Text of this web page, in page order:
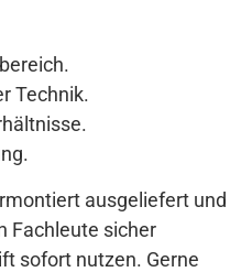
Technik.
ausgeliefert und
Fachleute sicher
sofort nutzen. Gerne